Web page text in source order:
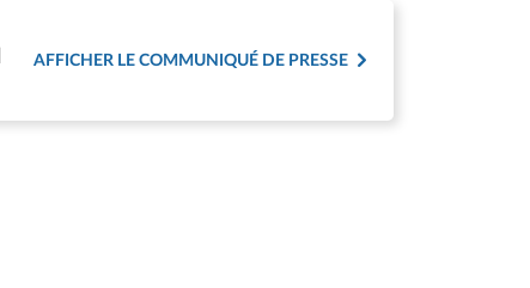
AFFICHER LE COMMUNIQUÉ DE PRESSE